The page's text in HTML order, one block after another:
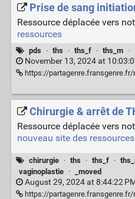
Prise de sang
Ressource déplacée vers
ressources
pds · ths · ths_f · ths_m ·
November 13, 2024 at
https://partagenre.fransgenre.fr/
Chirurgie & arrêt de
Ressource déplacée vers
nouveau site des ressources
chirurgie · ths · ths_f ·
vaginoplastie
· _moved
August 29, 2024 at 8:44:22
https://